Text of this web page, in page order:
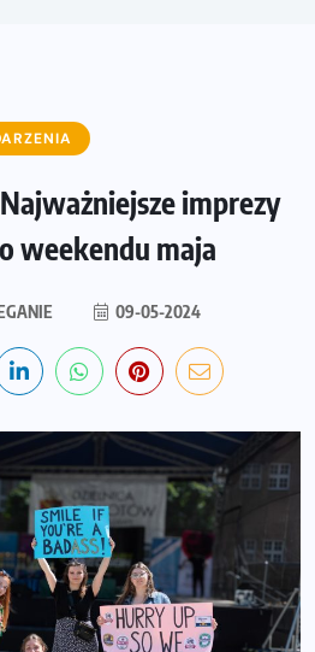
imprezy
weekendu maja
09-05-2024